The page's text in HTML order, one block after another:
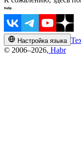
Настройка языка
© 2006–2026, Habr